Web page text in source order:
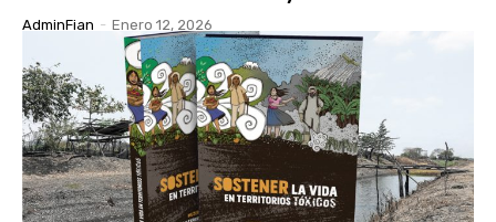
AdminFian - Enero 12, 2026